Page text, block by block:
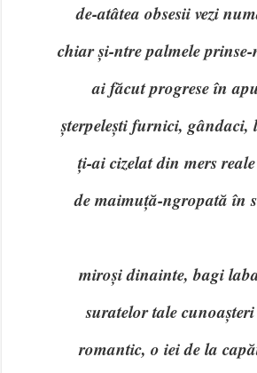
de-atâtea obsesii vezi
chiar și-ntre palmele
ai făcut progrese în
șterpelești furnici, gândaci,
ți-ai cizelat din mers
de maimuță-ngropată în
miroși dinainte, bagi
suratelor tale
romantic, o iei de la